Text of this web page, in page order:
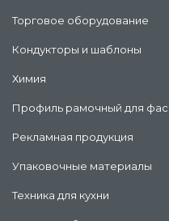
Торговое оборудование
Кондукторы и шаблоны
Химия
Профиль рамочный для
Рекламная продукция
Упаковочные материалы
Техника для кухни